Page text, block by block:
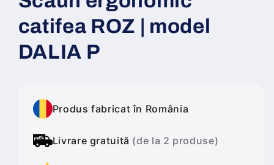
catifea ROZ | model
DALIA P
Produs fabricat în România
Livrare gratuită (de la 2 produse)